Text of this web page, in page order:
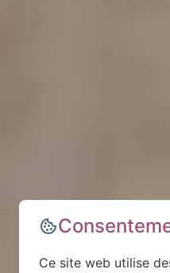
Ce site web utilise